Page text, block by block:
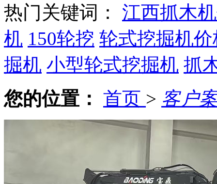
热门关键词： 江西抓木
机 150轮挖 轮式挖掘机
掘机 小型轮式挖掘机 抓
您的位置： 首页 > 客户